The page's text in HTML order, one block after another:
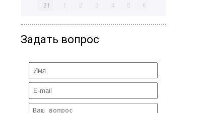
31
1 2 3 4 5 6
Задать вопрос